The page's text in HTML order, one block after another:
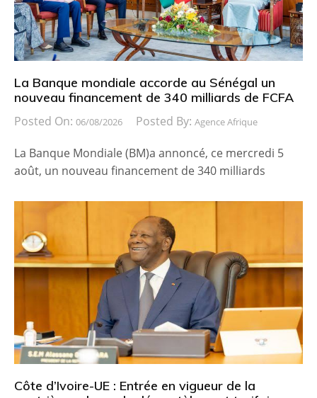
La Banque mondiale accorde au Sénégal un
nouveau financement de 340 milliards de FCFA
Posted On: 06/08/2026 Posted By: Agence Afrique
La Banque Mondiale (BM)a annoncé, ce mercredi 5
août, un nouveau financement de 340 milliards
Côte d’Ivoire-UE : Entrée en vigueur de la